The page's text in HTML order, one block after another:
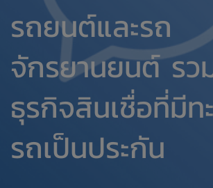
รถยนต์และรถ
จักรยานยนต์ รว
ธุรกิจสินเชื่อที่มีท
รถเป็นประกัน